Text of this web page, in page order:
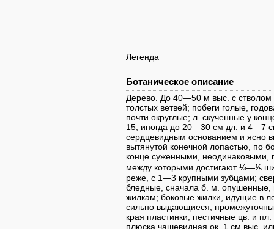
Легенда
Ботаническое описание
Дерево. До 40—50 м выс. с стволом
толстых ветвей; побеги голые,
почти округлые; л. скученные у
15, иногда до 20—30 см дл. и 4—7
сердцевидным основанием и ясно
вытянутой конечной лопастью,
конце суженными, неодинаковыми,
между которыми достигают ⅓—⅕
реже, с 1—3 крупными зубцами;
бледные, сначала б. м. опушенные,
жилкам; боковые жилки, идущие в
сильно выдающиеся;
края пластинки; пестичные цв. и
плюска чашевидная ок. 1 см выс.